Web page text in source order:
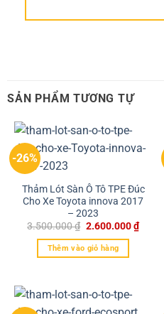
SẢN PHẨM TƯƠNG TỰ
-26%
Thảm Lót Sàn Ô Tô TPE Đúc
Cho Xe Toyota innova 2017
– 2023
3.500.000₫ 2.600.000₫
Thêm vào giỏ hàng